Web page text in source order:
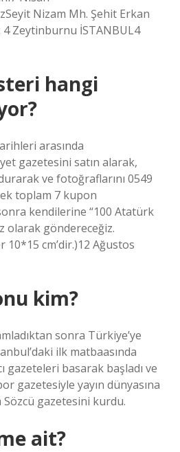
Nizam Mh. Şehit Erkan
4 Zeytinburnu İSTANBUL4
hangi
​​arasında
gazetesini satın alarak,
ve fotoğraflarını 0549
toplam 7 kupon
kendilerine “100 Atatürk
olarak göndereceğiz.
cm’dir.)12 Ağustos
kim?
sonra Türkiye’ye
ilk matbaasında
gazeteleri basarak başladı ve
gazetesiyle yayın dünyasına
Sözcü gazetesini kurdu.
ait?